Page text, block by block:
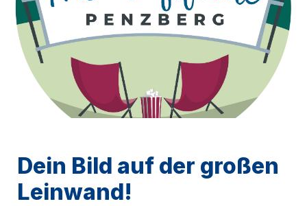
Dein Bild auf der großen
Leinwand!